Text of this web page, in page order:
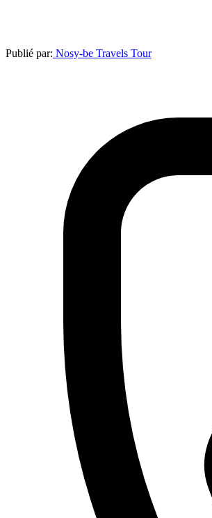
Publié par: Nosy-be Travels Tour